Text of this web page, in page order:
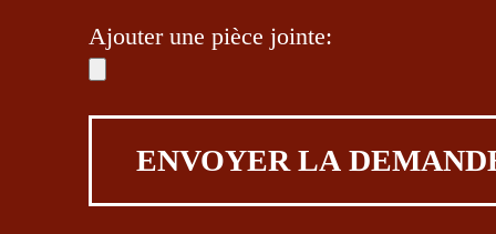
Ajouter une pièce jointe: